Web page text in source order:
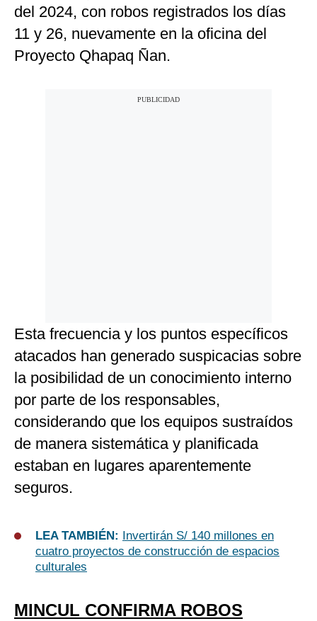
del 2024, con robos registrados los días
11 y 26, nuevamente en la oficina del
Proyecto Qhapaq Ñan.
Esta frecuencia y los puntos específicos
atacados han generado suspicacias sobre
la posibilidad de un conocimiento interno
por parte de los responsables,
considerando que los equipos sustraídos
de manera sistemática y planificada
estaban en lugares aparentemente
seguros.
LEA TAMBIÉN:
Invertirán S/ 140 millones en
cuatro proyectos de construcción de espacios
culturales
MINCUL CONFIRMA ROBOS